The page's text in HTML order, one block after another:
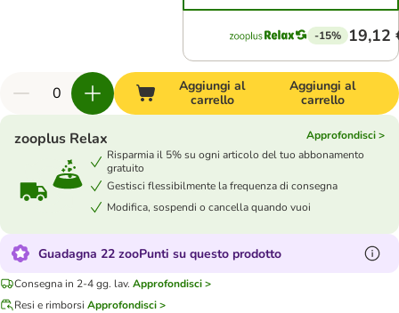
-15% 19,12
Aggiungi al
carrello
Aggiungi al
carrello
zooplus Relax
Approfondisci >
Risparmia il 5% su ogni articolo del tuo abbonamento
gratuito
Gestisci flessibilmente la frequenza di consegna
Modifica, sospendi o cancella quando vuoi
Guadagna 22 zooPunti su questo prodotto
Consegna in 2-4 gg. lav. Approfondisci >
Resi e rimborsi Approfondisci >